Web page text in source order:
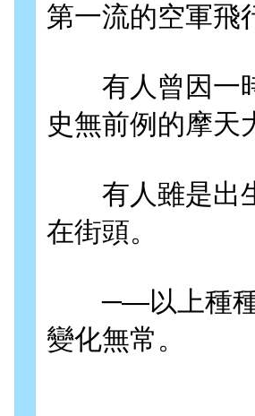
第一流的空軍飛
有人曾因一時
史無前例的摩天
有人雖是出生
在街頭。
─—以上種種
變化無常。